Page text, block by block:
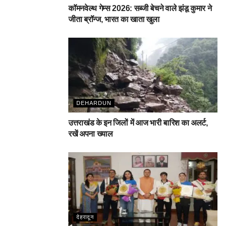
कॉमनवेल्थ गेम्स 2026: सब्जी बेचने वाले झंडू कुमार ने
जीता ब्रॉन्ज, भारत का खाता खुला
DEHARDUN
उत्तराखंड के इन जिलों में आज भारी बारिश का अलर्ट,
रखें अपना ख्याल
देहरादून